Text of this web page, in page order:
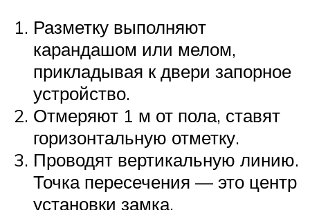
Разметку выполняют
карандашом или мелом,
прикладывая к двери запорное
устройство.
Отмеряют 1 м от пола, ставят
горизонтальную отметку.
Проводят вертикальную линию.
Точка пересечения — это центр
установки замка.